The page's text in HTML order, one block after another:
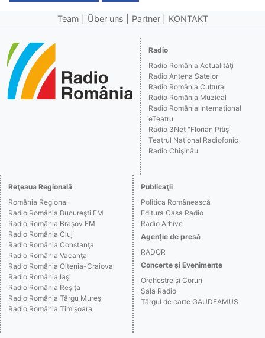
Team Über uns Partner KONTAKT
Radio
Radio România Actualităţi
Radio Antena Satelor
Radio România Cultural
Radio România Muzical
Radio România Internaţional
eTeatru
Radio 3Net "Florian Pitiş"
Teatrul Naţional Radiofonic
Radio Chişinău
Reţeaua Regională
România Regional
Radio România Bucureşti FM
Radio România Braşov FM
Radio România Cluj
Radio România Constanţa
Radio România Vacanţa
Radio România Oltenia-Craiova
Radio România Iaşi
Radio România Reşiţa
Radio România Târgu Mureş
Radio România Timişoara
Publicaţii
Politica Românească
Editura Casa Radio
Radio Arhive
Agenţie de presă
RADOR
Concerte şi Evenimente
Orchestre şi Coruri
Sala Radio
Târgul de carte GAUDEAMUS